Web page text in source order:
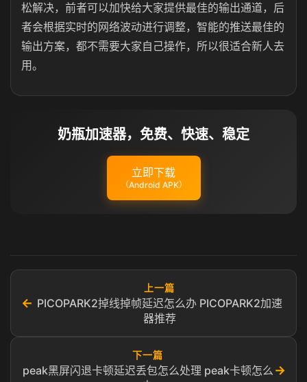
松解决，前者可以加快给大家提供最佳的输出通道，后
者会根据实时的网络波动进行调整，智能的推送最佳的
输出方案，都不需要大家自己操作，所以很适合新人去
用。
奶瓶加速器，免费、快速、稳定
立即下载
（Android APK）
←
上一篇
PICOPARK2掉线掉帧延迟怎么办 PICOPARK2加速
器推荐
下一篇
peak黑屏闪退卡顿延迟丢包怎么处理 peak卡顿怎么 →